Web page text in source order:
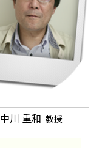
中川 重和 教授